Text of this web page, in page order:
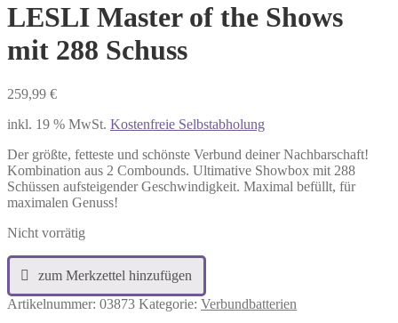
LESLI Master of the Shows
mit 288 Schuss
259,99 €
inkl. 19 % MwSt. Kostenfreie Selbstabholung
Der größte, fetteste und schönste Verbund deiner Nachbarschaft!
Kombination aus 2 Combounds. Ultimative Showbox mit 288
Schüssen aufsteigender Geschwindigkeit. Maximal befüllt, für
maximalen Genuss!
Nicht vorrätig
Artikelnummer: 03873 Kategorie: Verbundbatterien